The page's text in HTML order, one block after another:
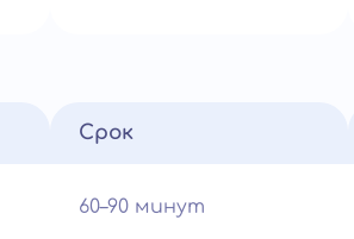
Срок
60–90 минут